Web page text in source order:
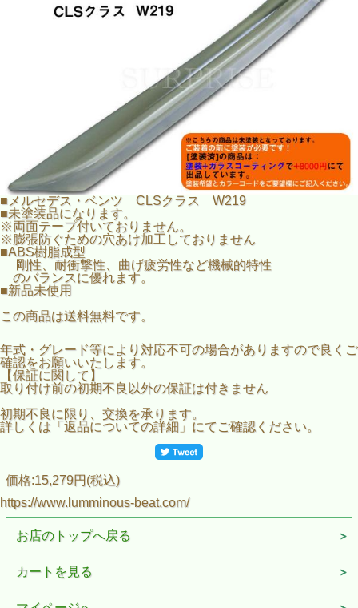
■メルセデス・ベンツ CLSクラス W219
※両面テープ付いておりません。
※膨張防ぐための穴あけ加工しておりません
剛性、耐衝撃性、曲げ疲労性など機械的特性
のバランスに優れます。
■新品未使用
■メルセデス・ベンツ CLSクラス W219
■未塗装品になります。
※両面テープ付いておりません。
※膨張防ぐための穴あけ加工しておりません
■ABS樹脂成型
剛性、耐衝撃性、曲げ疲労性など機械的特性
のバランスに優れます。
■新品未使用
この商品は送料無料です。
年式・グレード等により対応不可の場合がありますので良くご
確認をお願いいたします。
【保証に関して】
取り付け前の初期不良以外の保証は付きません
初期不良に限り、交換を承ります。
詳しくは「返品についての詳細」にてご確認ください。
価格:15,279円(税込)
https://www.lumminous-beat.com/
お店のトップへ戻る
カートを見る